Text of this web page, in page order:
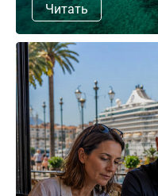
Читать